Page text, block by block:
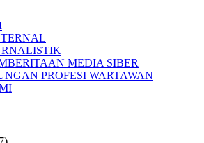
MEDIA SIBER
PROFESI WARTAWAN